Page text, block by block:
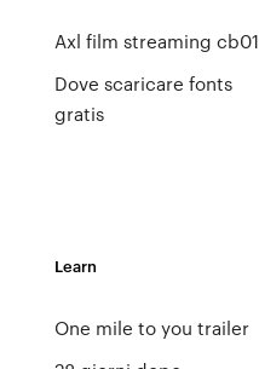
Axl film streaming cb01
Dove scaricare fonts
gratis
Learn
One mile to you trailer